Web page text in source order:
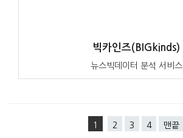
빅카인즈(BIGkinds)
뉴스빅데이터 분석 서비스
1 2 3 4 맨끝